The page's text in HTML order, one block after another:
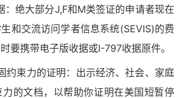
：绝大部分J,F和M类签证的申请者现在
和交流访问学者信息系统(SEVIS)的费
要携带电子版收据或I-797收据原件。
约束力的证明：出示经济、社会、家庭
的文档，以帮助你证明在美国短暂停